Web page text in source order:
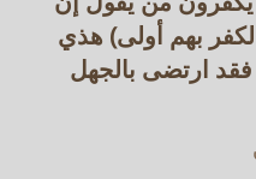
بهم أولى) هذي
ارتضى بالجهل